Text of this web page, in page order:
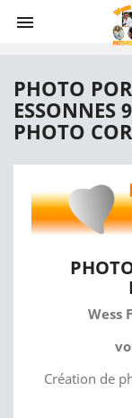

PHOTO
ESSONNES
PHOTO
Wess
Création de